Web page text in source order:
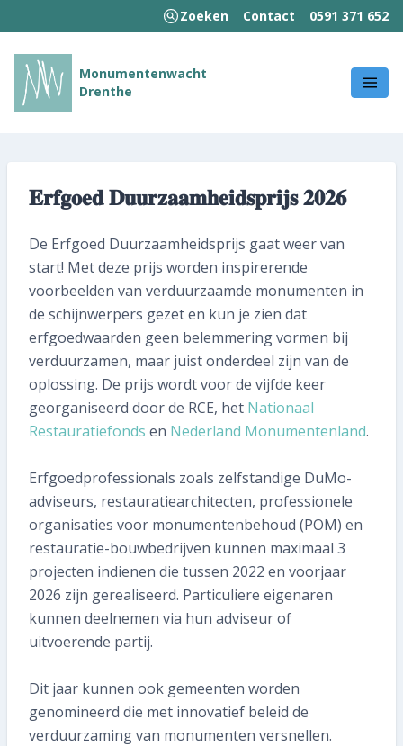
Zoeken Contact 0591 371 652
Monumentenwacht
Drenthe
𝐄𝐫𝐟𝐠𝐨𝐞𝐝 𝐃𝐮𝐮𝐫𝐳𝐚𝐚𝐦𝐡𝐞𝐢𝐝𝐬𝐩𝐫𝐢𝐣𝐬 𝟐𝟎𝟐𝟔
De Erfgoed Duurzaamheidsprijs gaat weer van
start! Met deze prijs worden inspirerende
voorbeelden van verduurzaamde monumenten in
de schijnwerpers gezet en kun je zien dat
erfgoedwaarden geen belemmering vormen bij
verduurzamen, maar juist onderdeel zijn van de
oplossing. De prijs wordt voor de vijfde keer
georganiseerd door de RCE, het Nationaal
Restauratiefonds en Nederland Monumentenland.
Erfgoedprofessionals zoals zelfstandige DuMo-
adviseurs, restauratiearchitecten, professionele
organisaties voor monumentenbehoud (POM) en
restauratie-bouwbedrijven kunnen maximaal 3
projecten indienen die tussen 2022 en voorjaar
2026 zijn gerealiseerd. Particuliere eigenaren
kunnen deelnemen via hun adviseur of
uitvoerende partij.
Dit jaar kunnen ook gemeenten worden
genomineerd die met innovatief beleid de
verduurzaming van monumenten versnellen.
MENU
Wat we doen
Hoe wij werken
Kennisbank
Nieuws en publicaties
Contact
0591 371 652
Volgende inspectie plannen
Aan- of verkoopinspectie plannen
Mijn gegevens wijzigen
Mijn inspectierapport opvragen
Veelgestelde vragen
TIP voor ons!